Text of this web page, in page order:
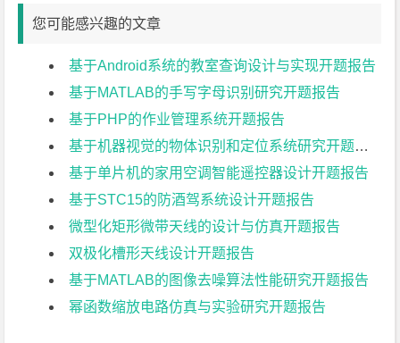
您可能感兴趣的文章
基于Android系统的教室查询设计与实现开题报告
基于MATLAB的手写字母识别研究开题报告
基于PHP的作业管理系统开题报告
基于机器视觉的物体识别和定位系统研究开题报告
基于单片机的家用空调智能遥控器设计开题报告
基于STC15的防酒驾系统设计开题报告
微型化矩形微带天线的设计与仿真开题报告
双极化槽形天线设计开题报告
基于MATLAB的图像去噪算法性能研究开题报告
幂函数缩放电路仿真与实验研究开题报告